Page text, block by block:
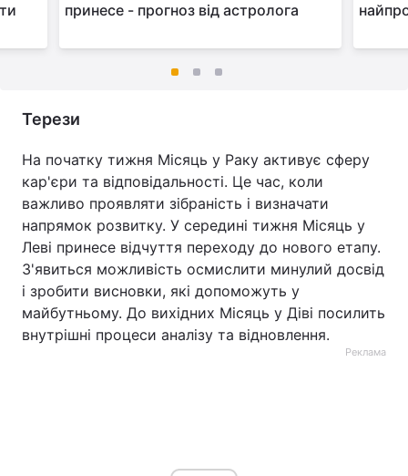
принесе - прогноз від астролога
Терези
На початку тижня Місяць у Раку активує сферу
кар'єри та відповідальності. Це час, коли
важливо проявляти зібраність і визначати
напрямок розвитку. У середині тижня Місяць у
Леві принесе відчуття переходу до нового етапу.
З'явиться можливість осмислити минулий досвід
і зробити висновки, які допоможуть у
майбутньому. До вихідних Місяць у Діві посилить
внутрішні процеси аналізу та відновлення.
Реклама